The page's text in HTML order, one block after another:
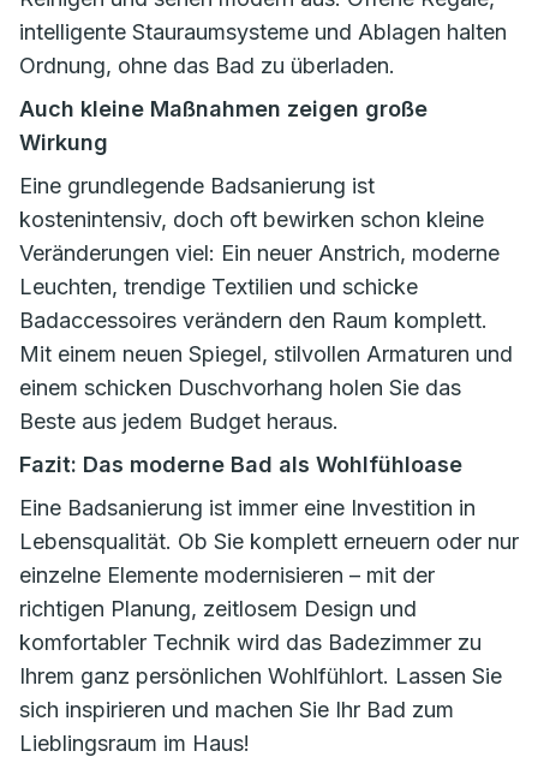
intelligente Stauraumsysteme und Ablagen halten
Ordnung, ohne das Bad zu überladen.
Auch kleine Maßnahmen zeigen große
Wirkung
Eine grundlegende Badsanierung ist
kostenintensiv, doch oft bewirken schon kleine
Veränderungen viel: Ein neuer Anstrich, moderne
Leuchten, trendige Textilien und schicke
Badaccessoires verändern den Raum komplett.
Mit einem neuen Spiegel, stilvollen Armaturen und
einem schicken Duschvorhang holen Sie das
Beste aus jedem Budget heraus.
Fazit: Das moderne Bad als Wohlfühloase
Eine Badsanierung ist immer eine Investition in
Lebensqualität. Ob Sie komplett erneuern oder nur
einzelne Elemente modernisieren – mit der
richtigen Planung, zeitlosem Design und
komfortabler Technik wird das Badezimmer zu
Ihrem ganz persönlichen Wohlfühlort. Lassen Sie
sich inspirieren und machen Sie Ihr Bad zum
Lieblingsraum im Haus!